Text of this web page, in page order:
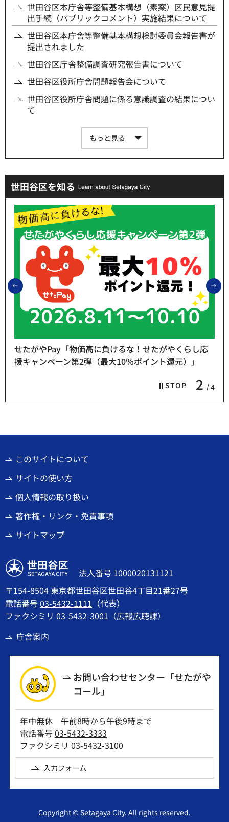
世田谷区本庁舎等整備基本構想（素案）区民意見提
出手続（パブリックコメント）実施結果について
世田谷区本庁舎等整備基本構想検討委員会報告書が
提出されました
世田谷区庁舎整備調査研究報告書について
世田谷区役所庁舎問題報告会について
世田谷区役所庁舎問題に係る意識調査の結果につい
て
もっと見る
世田谷区を知る
前のスライドを表示
STOP 2 4
せたがやPay「物価高に負けるな！せたがやくらし応
援キャンペーン第2弾（最大10％ポイント還元）」
このサイトについて
サイトの使い方
個人情報の取り扱い
著作権・リンク・免責事項
サイトマップ
世田谷区
法人番号 1000020131121
〒154-8504 東京都世田谷区世田谷4丁目21番27号
電話番号03-5432-1111 （代表）
ファクシミリ 03-5432-3001（広報広聴課）
庁舎案内
お問い合わせセンター「せたがや
コール」
年中無休 午前8時から午後9時まで
電話番号03-5432-3333
ファクシミリ 03-5432-3100
入力フォーム
Copyright © Setagaya City. All rights reserved.